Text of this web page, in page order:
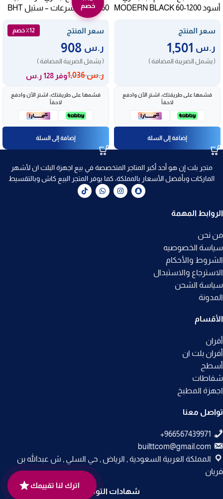
أسود MODERN BLACK 60-1200
سعر المنتج
ر.س
( يشمل الضريبة المضافة )
قسّمها على طريقتك، اشترِ الآن وادفع
لاحقاً
إضافة إلى السلة
خصم
60 سم – 4 سرعات – ستيل BHT
22 60
سعر المنتج
٪12 خصم
ر.س
( يشمل الضريبة المضافة )
ر.س1,036 وفر 128 ر.س
قسّمها على طريقتك، اشترِ الآن وادفع
لاحقاً
إضافة إلى السلة
متجر بلت إن هو أحد أكبر المتاجر المتخصصة في بيع اجهزة البلت ان لأشهر
الماركات وبأفضل الأسعار بالمملكة، كما يوفر المتجر البيع كاش وبالتقسيط
الروابط المهمة
من نحن
سياسة الخصوصيه
الشروط والأحكام
الاسترجاع والاستبدال
سياسة الشحن
المدونة
الأقسام
أفران
أفران بلت ان
أسطح
شفاطات
اجهزة المطبخ
تواصل معنا
builttcom@gmail.com
المملكة العربية السعودية , الرياض , حي السلي , ش عبدالله بن
فريان
شهادات التوثيق
اترك لنا تقييمك